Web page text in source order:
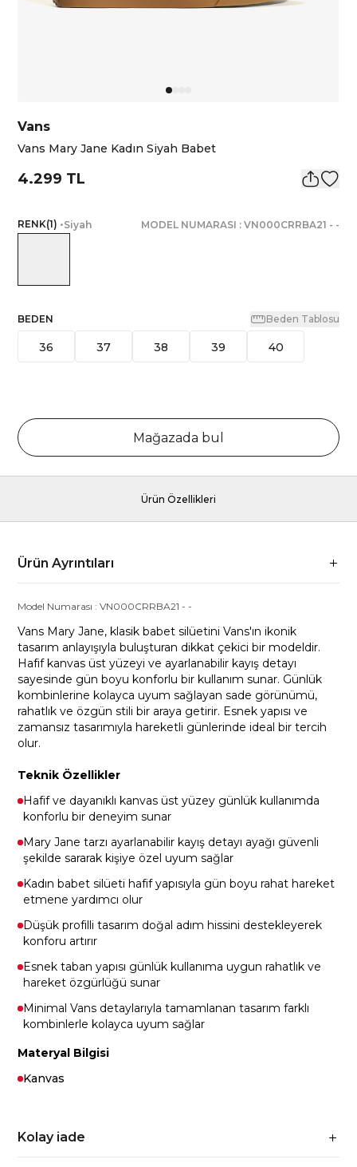
Vans
Vans Mary Jane Kadın Siyah Babet
4.299 TL
RENK(1) •Siyah MODEL NUMARASI : VN000CRRBA21 - -
BEDEN Beden Tablosu
36 37 38 39 40
Mağazada bul
Ürün Özellikleri
Ürün Ayrıntıları
Model Numarası :VN000CRRBA21 --
Vans Mary Jane, klasik babet silüetini Vans'ın ikonik
tasarım anlayışıyla buluşturan dikkat çekici bir modeldir.
Hafif kanvas üst yüzeyi ve ayarlanabilir kayış detayı
sayesinde gün boyu konforlu bir kullanım sunar. Günlük
kombinlerine kolayca uyum sağlayan sade görünümü,
rahatlık ve özgün stili bir araya getirir. Esnek yapısı ve
zamansız tasarımıyla hareketli günlerinde ideal bir tercih
olur.
Teknik Özellikler
Hafif ve dayanıklı kanvas üst yüzey günlük kullanımda
konforlu bir deneyim sunar
Mary Jane tarzı ayarlanabilir kayış detayı ayağı güvenli
şekilde sararak kişiye özel uyum sağlar
Kadın babet silüeti hafif yapısıyla gün boyu rahat hareket
etmene yardımcı olur
Düşük profilli tasarım doğal adım hissini destekleyerek
konforu artırır
Esnek taban yapısı günlük kullanıma uygun rahatlık ve
hareket özgürlüğü sunar
Minimal Vans detaylarıyla tamamlanan tasarım farklı
kombinlerle kolayca uyum sağlar
Materyal Bilgisi
Kanvas
Kolay iade